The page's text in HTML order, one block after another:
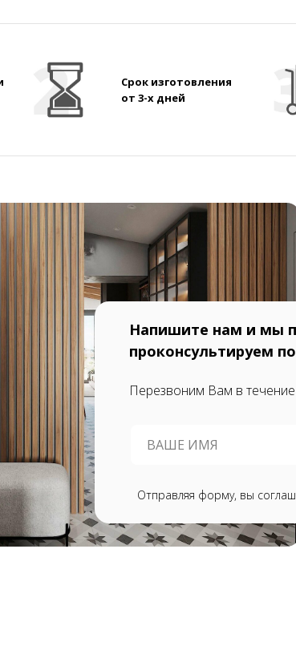
Срок изготовления
от 3-х дней
Напишите нам и мы
проконсультируем
Перезвоним Вам в течение
Отправляя форму, вы